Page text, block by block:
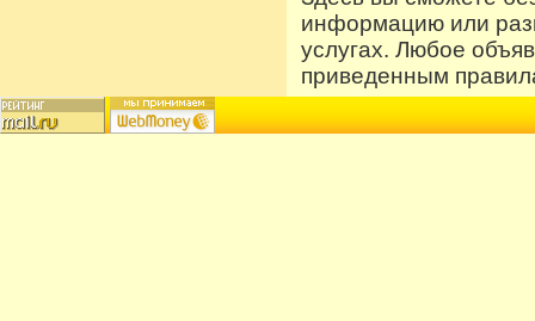
информацию или
услугах. Любое
приведенным